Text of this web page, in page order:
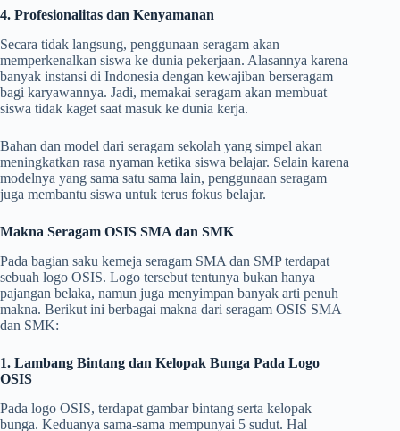
4. Profesionalitas dan Kenyamanan
Secara tidak langsung, penggunaan seragam akan
memperkenalkan siswa ke dunia pekerjaan. Alasannya karena
banyak instansi di Indonesia dengan kewajiban berseragam
bagi karyawannya. Jadi, memakai seragam akan membuat
siswa tidak kaget saat masuk ke dunia kerja.
Bahan dan model dari seragam sekolah yang simpel akan
meningkatkan rasa nyaman ketika siswa belajar. Selain karena
modelnya yang sama satu sama lain, penggunaan seragam
juga membantu siswa untuk terus fokus belajar.
Makna Seragam OSIS SMA dan SMK
Pada bagian saku kemeja seragam SMA dan SMP terdapat
sebuah logo OSIS. Logo tersebut tentunya bukan hanya
pajangan belaka, namun juga menyimpan banyak arti penuh
makna. Berikut ini berbagai makna dari seragam OSIS SMA
dan SMK:
1. Lambang Bintang dan Kelopak Bunga Pada Logo
OSIS
Pada logo OSIS, terdapat gambar bintang serta kelopak
bunga. Keduanya sama-sama mempunyai 5 sudut. Hal